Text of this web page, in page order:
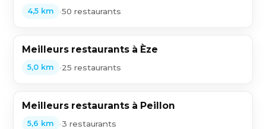
4,5 km •50 restaurants
Meilleurs restaurants à Èze
5,0 km •25 restaurants
Meilleurs restaurants à Peillon
5,6 km •3 restaurants